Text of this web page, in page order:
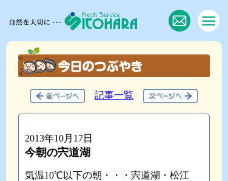
記事一覧
2013年10月17日
今朝の宍道湖
気温10℃以下の朝・・・宍道湖・松江